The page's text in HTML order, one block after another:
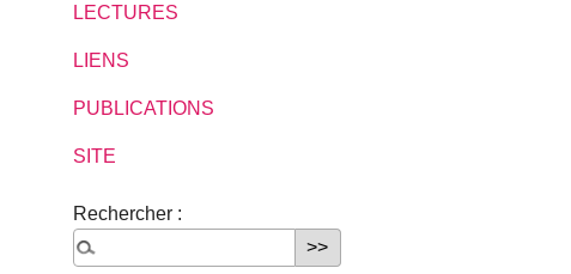
LECTURES
LIENS
PUBLICATIONS
SITE
Rechercher :